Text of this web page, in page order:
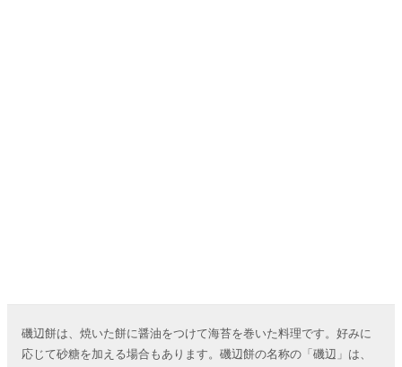
磯辺餅は、焼いた餅に醤油をつけて海苔を巻いた料理です。好みに
応じて砂糖を加える場合もあります。磯辺餅の名称の「磯辺」は、